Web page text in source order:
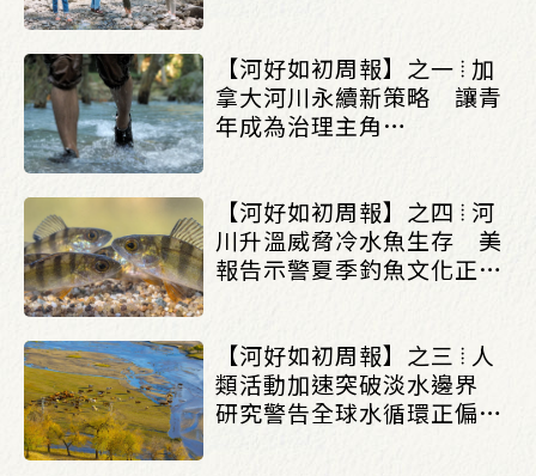
【河好如初周報】之一 ⦙ 加
拿大河川永續新策略 讓青
年成為治理主角
【河好如初周報】之四 ⦙ 河
川升溫威脅冷水魚生存 美
報告示警夏季釣魚文化正受
【河好如初周報】之三 ⦙ 人
類活動加速突破淡水邊界
研究警告全球水循環正偏離